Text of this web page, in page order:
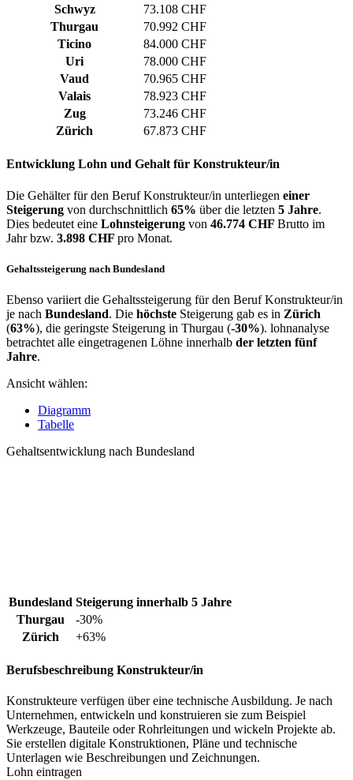
Schwyz
73.108 CHF
Thurgau
70.992 CHF
Ticino
84.000 CHF
Uri
78.000 CHF
Vaud
70.965 CHF
Valais
78.923 CHF
Zug
73.246 CHF
Zürich
67.873 CHF
Entwicklung Lohn und Gehalt für Konstrukteur/in
Die Gehälter für den Beruf Konstrukteur/in unterliegen einer
Steigerung von durchschnittlich 65% über die letzten 5 Jahre.
Dies bedeutet eine Lohnsteigerung von 46.774 CHF Brutto im
Jahr bzw. 3.898 CHF pro Monat.
Gehaltssteigerung nach Bundesland
Ebenso variiert die Gehaltssteigerung für den Beruf Konstrukteur/in
je nach Bundesland. Die höchste Steigerung gab es in Zürich
(63%), die geringste Steigerung in Thurgau (-30%). lohnanalyse
betrachtet alle eingetragenen Löhne innerhalb der letzten fünf
Jahre.
Ansicht wählen:
Diagramm
Tabelle
Gehaltsentwicklung nach Bundesland
Bundesland Steigerung innerhalb 5 Jahre
Thurgau
-30%
Zürich
+63%
Berufsbeschreibung Konstrukteur/in
Konstrukteure verfügen über eine technische Ausbildung. Je nach
Unternehmen, entwickeln und konstruieren sie zum Beispiel
Werkzeuge, Bauteile oder Rohrleitungen und wickeln Projekte ab.
Sie erstellen digitale Konstruktionen, Pläne und technische
Unterlagen wie Beschreibungen und Zeichnungen.
Lohn eintragen